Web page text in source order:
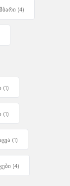
(4)
(1)
(1)
(1)
(4)